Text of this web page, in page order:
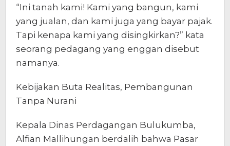
“Ini tanah kami! Kami yang bangun, kami
yang jualan, dan kami juga yang bayar pajak.
Tapi kenapa kami yang disingkirkan?” kata
seorang pedagang yang enggan disebut
namanya.
Kebijakan Buta Realitas, Pembangunan
Tanpa Nurani
Kepala Dinas Perdagangan Bulukumba,
Alfian Mallihungan berdalih bahwa Pasar